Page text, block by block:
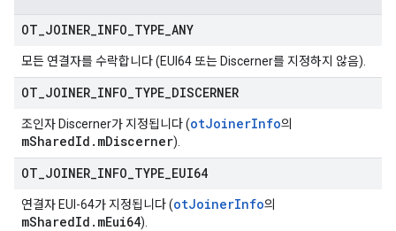
OT JOINER INFO TYPE ANY
모든 연결자를 수락합니다 (EUI64 또는 Discerner를 지정하지 않음).
OT JOINER INFO TYPE DISCERNER
조인자 Discerner가 지정됩니다 (otJoinerInfo의
mSharedId.mDiscerner).
OT JOINER INFO TYPE EUI64
연결자 EUI-64가 지정됩니다 (otJoinerInfo의
mSharedId.mEui64).